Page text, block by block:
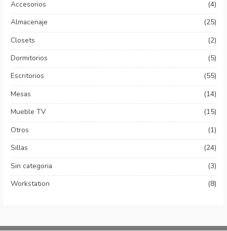
Accesorios
(4)
Almacenaje
(25)
Closets
(2)
Dormitorios
(5)
Escritorios
(55)
Mesas
(14)
Mueble TV
(15)
Otros
(1)
Sillas
(24)
Sin categoria
(3)
Workstation
(8)